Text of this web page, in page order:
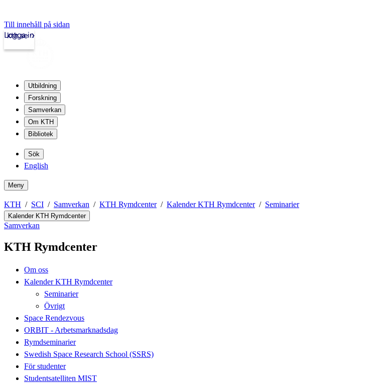
Till innehåll på sidan
kth.se
Logga in
Utbildning
Forskning
Samverkan
Om KTH
Bibliotek
Sök
English
Meny
KTH SCI Samverkan KTH Rymdcenter Kalender KTH Rymdcenter Seminarier
Kalender KTH Rymdcenter
Samverkan
KTH Rymdcenter
Om oss
Kalender KTH Rymdcenter
Seminarier
Övrigt
Space Rendezvous
ORBIT - Arbetsmarknadsdag
Rymdseminarier
Swedish Space Research School (SSRS)
För studenter
Studentsatelliten MIST